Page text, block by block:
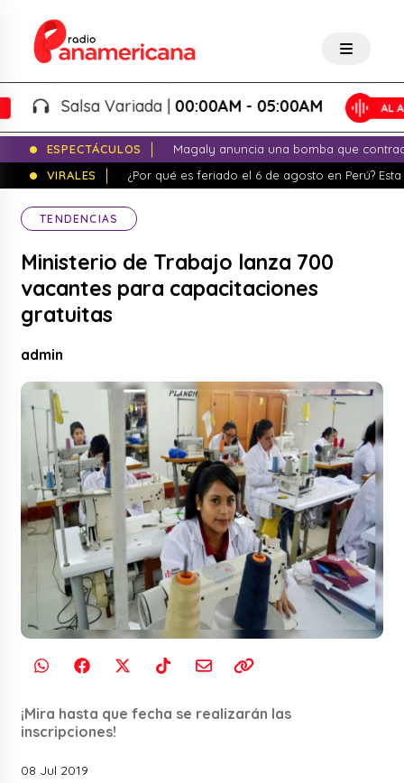
Salsa Variada |00:00AM - 05:00AM
ESPECTÁCULOS
Magaly anuncia una bomba que
VIRALES
¿Por qué es feriado el 6 de agosto en Perú?
TENDENCIAS
Ministerio de Trabajo lanza 700
vacantes para capacitaciones
gratuitas
admin
¡Mira hasta que fecha se realizarán las
inscripciones!
08 Jul 2019